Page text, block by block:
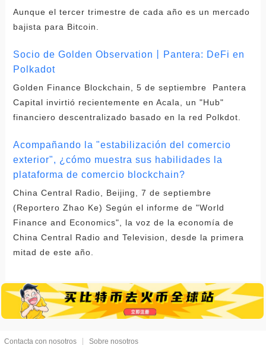
Aunque el tercer trimestre de cada año es un mercado
bajista para Bitcoin.
Socio de Golden Observation丨Pantera: DeFi en
Polkadot
Golden Finance Blockchain, 5 de septiembre Pantera
Capital invirtió recientemente en Acala, un "Hub"
financiero descentralizado basado en la red Polkdot.
Acompañando la "estabilización del comercio
exterior", ¿cómo muestra sus habilidades la
plataforma de comercio blockchain?
China Central Radio, Beijing, 7 de septiembre
(Reportero Zhao Ke) Según el informe de "World
Finance and Economics", la voz de la economía de
China Central Radio and Television, desde la primera
mitad de este año.
Contacta con nosotros Sobre nosotros